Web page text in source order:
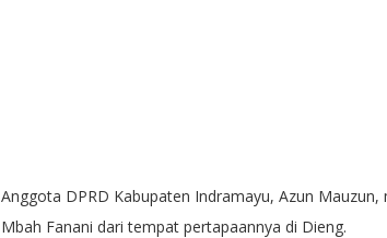
Anggota DPRD Kabupaten Indramayu, Azun
Mbah Fanani dari tempat pertapaannya di Dieng.